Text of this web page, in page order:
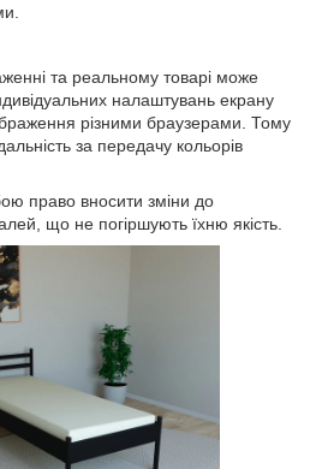
та реальному товарі може
налаштувань екрану
різними браузерами. Тому
за передачу кольорів
право вносити зміни до
що не погіршують їхню якість.